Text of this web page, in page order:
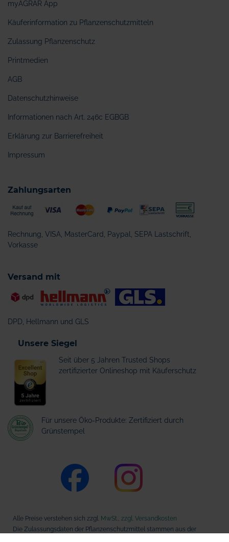
myAGRAR App
Käuferinformation zu Pflanzenschutzmitteln
Zulassung Pflanzenschutz
Printmedien
AGB
Datenschutzhinweise
Informationen nach Art. 246c EGBGB
Erklärung zur Barrierefreiheit
Impressum
Zahlungsarten
Rechnung, VISA, MasterCard, Paypal, SEPA Lastschrift,
Vorkasse
Versand mit
DPD, Hellmann und GLS
Unsere Siegel
Seit über 5 Jahren Trusted Shops
zertifizierter Onlineshop mit Käuferschutz
Für unsere Öko-Produkte: Zertifiziert durch
Grünstempel
Alle Preise verstehen sich zzgl. MwSt., zzgl. Versandkosten
Die Zulassungsdaten der Pflanzenschutzmittel stammen aus der